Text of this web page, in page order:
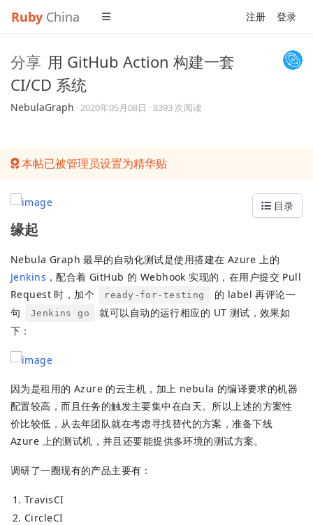
Ruby China 注册 登录
分享 用 GitHub Action 构建一套
CI/CD 系统
NebulaGraph ·2020年05月08日 · 8393 次阅读
本帖已被管理员设置为精华贴
目录
缘起
Nebula Graph 最早的自动化测试是使用搭建在 Azure 上的
Jenkins ，配合着 GitHub 的 Webhook 实现的，在用户提交 Pull
Request 时，加个
ready-for-testing
的 label 再评论一
句
Jenkins go
就可以自动的运行相应的 UT 测试，效果如
下：
因为是租用的 Azure 的云主机，加上 nebula 的编译要求的机器
配置较高，而且任务的触发主要集中在白天。所以上述的方案性
价比较低，从去年团队就在考虑寻找替代的方案，准备下线
Azure 上的测试机，并且还要能提供多环境的测试方案。
调研了一圈现有的产品主要有：
TravisCI
CircleCI